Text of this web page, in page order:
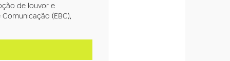
de louvor e
(EBC),